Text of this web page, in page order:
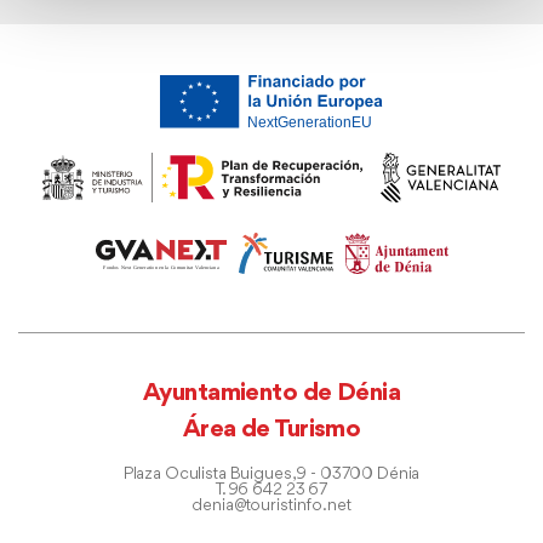
Ayuntamiento de Dénia
Área de Turismo
Plaza Oculista Buigues, 9 - 03700 Dénia
T. 96 642 23 67
denia@touristinfo.net